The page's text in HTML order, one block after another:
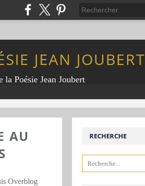
JEAN JOUBERT
Poésie Jean Joubert
AU
Overblog
RECHERCHE